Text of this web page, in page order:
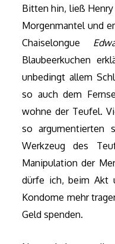
Bitten hin, ließ
Morgenmantel und
Chaiselongue
Blaubeerkuchen
unbedingt allem
so auch dem
wohne der Teufel.
so argumentierten
Werkzeug des
Manipulation der
dürfe ich, beim Akt
Kondome mehr
Geld spenden.